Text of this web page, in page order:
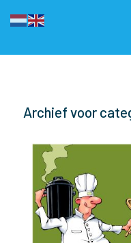
Archief voor